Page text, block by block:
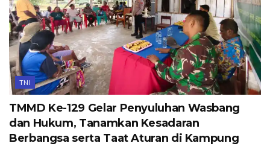
TNI
TMMD Ke-129 Gelar Penyuluhan Wasbang
dan Hukum, Tanamkan Kesadaran
Berbangsa serta Taat Aturan di Kampung